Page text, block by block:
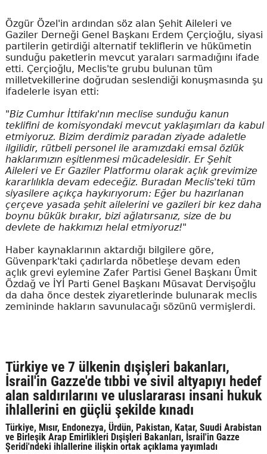
Özgür Özel'in ardından söz alan Şehit Aileleri ve
Gaziler Derneği Genel Başkanı Erdem Çerçioğlu, siyasi
partilerin getirdiği alternatif tekliflerin ve hükümetin
sunduğu paketlerin mevcut yaraları sarmadığını ifade
etti. Çerçioğlu, Meclis'te grubu bulunan tüm
milletvekillerine doğrudan seslendiği konuşmasında şu
ifadelerle isyan etti:
"Biz Cumhur İttifakı'nın meclise sunduğu kanun
teklifini de komisyondaki mevcut yaklaşımları da kabul
etmiyoruz. Bizim derdimiz paradan ziyade adaletle
ilgilidir, rütbeli personel ile aramızdaki emsal özlük
haklarımızın eşitlenmesi mücadelesidir. Er Şehit
Aileleri ve Er Gaziler Platformu olarak açlık grevimize
kararlılıkla devam edeceğiz. Buradan Meclis'teki tüm
siyasilere açıkça haykırıyorum: Eğer bu hazırlanan
çerçeve yasada şehit ailelerini ve gazileri bir kez daha
boynu bükük bırakır, bizi ağlatırsanız, size de bu
devlete de hakkımızı helal etmiyoruz!"
Haber kaynaklarının aktardığı bilgilere göre,
Güvenpark'taki çadırlarda nöbetleşe devam eden
açlık grevi eylemine Zafer Partisi Genel Başkanı Ümit
Özdağ ve İYİ Parti Genel Başkanı Müsavat Dervişoğlu
da daha önce destek ziyaretlerinde bulunarak meclis
zemininde hakların savunulacağı sözünü vermişlerdi.
Türkiye ve 7 ülkenin dışişleri bakanları,
İsrail'in Gazze'de tıbbi ve sivil altyapıyı hedef
alan saldırılarını ve uluslararası insani hukuk
ihlallerini en güçlü şekilde kınadı
Türkiye, Mısır, Endonezya, Ürdün, Pakistan, Katar, Suudi Arabistan
ve Birleşik Arap Emirlikleri Dışişleri Bakanları, İsrail'in Gazze
Şeridi'ndeki ihlallerine ilişkin ortak açıklama yayımladı